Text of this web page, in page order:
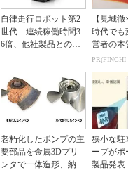
自律走行ロボット第2
世代 連続稼働時間3.
6倍、他社製品との連
【見城
時代でも
営者の本
PR(FINCHI
老朽化したポンプの主
要部品を金属3Dプリ
ンタで一体造形、納期
狭小な駐
ープがポ
製品発表